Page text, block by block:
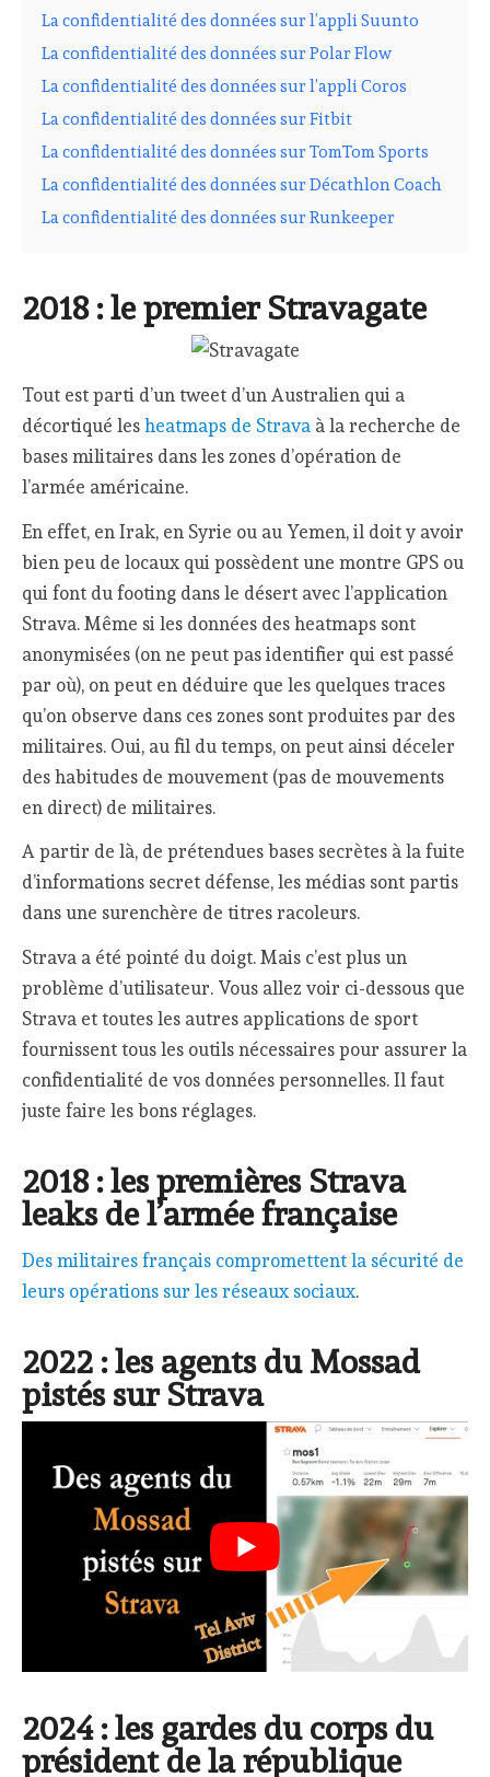
La confidentialité des données sur l’appli Suunto
La confidentialité des données sur Polar Flow
La confidentialité des données sur l’appli Coros
La confidentialité des données sur Fitbit
La confidentialité des données sur TomTom Sports
La confidentialité des données sur Décathlon Coach
La confidentialité des données sur Runkeeper
2018 : le premier Stravagate
Tout est parti d’un tweet d’un Australien qui a
décortiqué lesheatmaps de Strava à la recherche de
bases militaires dans les zones d’opération de
l’armée américaine.
En effet, en Irak, en Syrie ou au Yemen, il doit y avoir
bien peu de locaux qui possèdent une montre GPS ou
qui font du footing dans le désert avec l’application
Strava. Même si les données des heatmaps sont
anonymisées (on ne peut pas identifier qui est passé
par où), on peut en déduire que les quelques traces
qu’on observe dans ces zones sont produites par des
militaires. Oui, au fil du temps, on peut ainsi déceler
des habitudes de mouvement (pas de mouvements
en direct) de militaires.
A partir de là, de prétendues bases secrètes à la fuite
d’informations secret défense, les médias sont partis
dans une surenchère de titres racoleurs.
Strava a été pointé du doigt. Mais c’est plus un
problème d’utilisateur. Vous allez voir ci-dessous que
Strava et toutes les autres applications de sport
fournissent tous les outils nécessaires pour assurer la
confidentialité de vos données personnelles. Il faut
juste faire les bons réglages.
2018 : les premières Strava
leaks de l’armée française
Des militaires français compromettent la sécurité de
leurs opérations sur les réseaux sociaux.
2022 : les agents du Mossad
pistés sur Strava
2024 : les gardes du corps du
président de la république